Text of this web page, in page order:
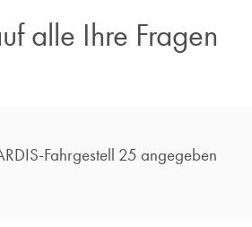
alle Ihre Fragen​
Fahrgestell 25 angegeben